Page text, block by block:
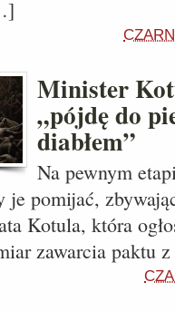
Minister
„pójdę do
diabłem”
Na pewnym
je pomijać,
Kotula, która
zawarcia paktu